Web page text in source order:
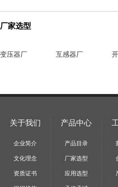
厂家选型
变压器厂 互感器厂
关于我们
企业简介
文化理念
资质证书
产品中心
产品目录
厂家选型
应用选型